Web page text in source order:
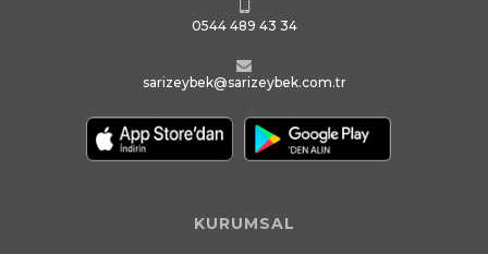
0544 489 43 34
sarizeybek@sarizeybek.com.tr
KURUMSAL